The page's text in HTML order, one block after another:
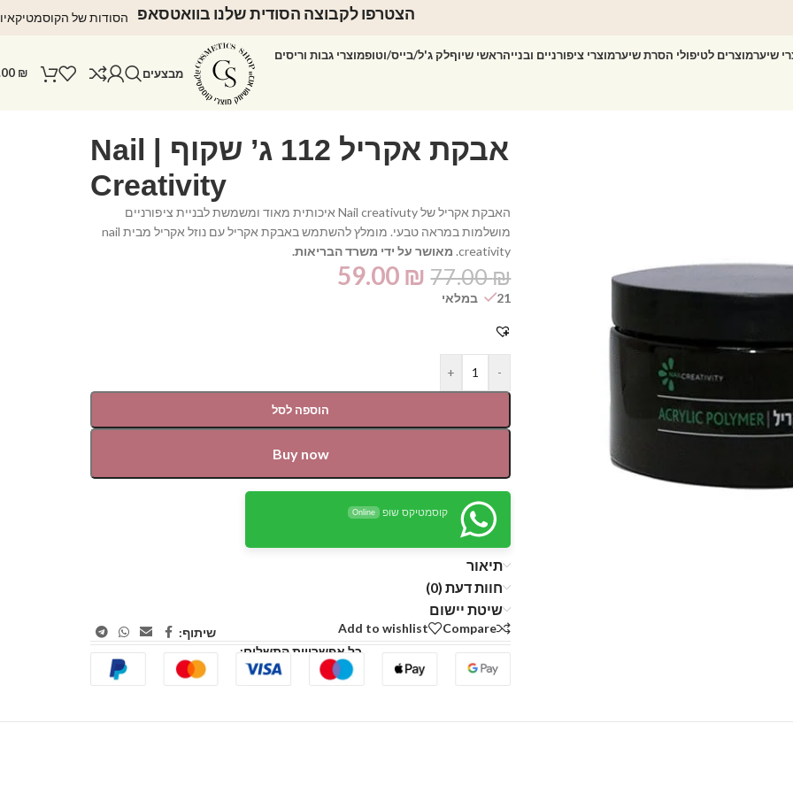
הצטרפו לקבוצה הסודית שלנו בוואטסאפ הסודות של
שיערמוצרים לטיפולי הסרת שיערמוצרי ציפורניים ובנייהראשי שיוףלק ג'ל/בייס/וטופמוצרי גבות וריסים
מבצעים ₪
אבקת אקריל 112 ג’ שקוף | Nail
Creativity
האבקת אקריל של Nail creativuty איכותית מאוד ומשמשת לבניית ציפורניים
מושלמות במראה טבעי. מומלץ להשתמש באבקת אקריל עם נוזל אקריל מבית nail
creativity. מאושר על ידי משרד הבריאות.
77.00₪
59.00 ₪
21 במלאי
-
+
הוספה לסל
Buy now
קוסמטיקס שופ Online
תיאור
חוות דעת (0)
שיטת יישום
Compare
Add to wishlist
שיתוף:
כל אפשרויות התשלום: